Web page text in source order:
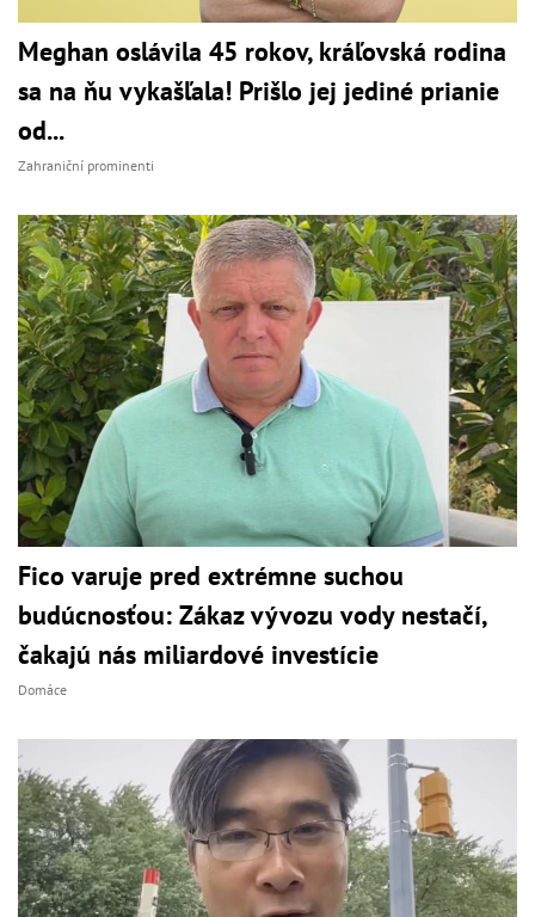
Meghan oslávila 45 rokov, kráľovská rodina
sa na ňu vykašľala! Prišlo jej jediné prianie
od...
Zahraniční prominenti
Fico varuje pred extrémne suchou
budúcnosťou: Zákaz vývozu vody nestačí,
čakajú nás miliardové investície
Domáce